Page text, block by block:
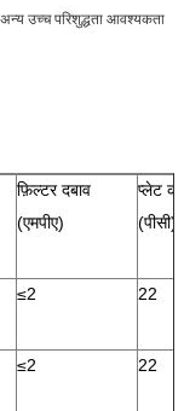
उच्च परिशुद्धता आवश्यकता
फ़िल्टर दबाव
(एमपीए)
प्लेट की
(पीसी)
≤2 22
≤2 22